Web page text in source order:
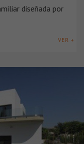
diseñada por
VER +